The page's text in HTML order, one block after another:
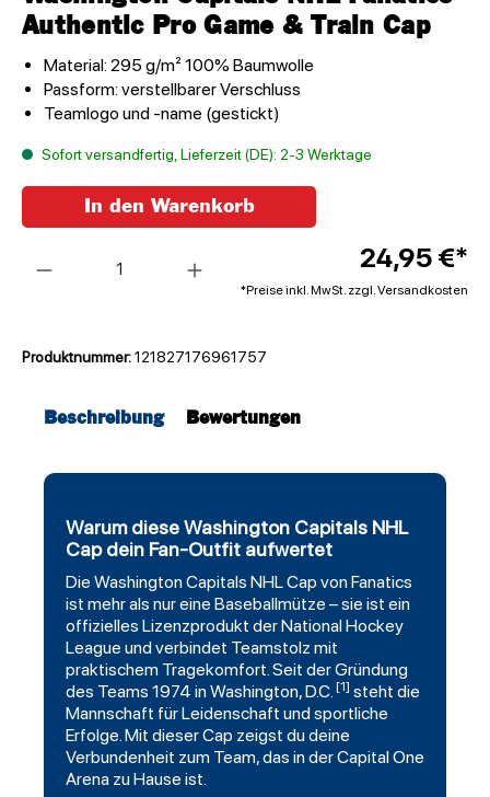
Authentic Pro Game & Train Cap
Material: 295 g/m² 100% Baumwolle
Passform: verstellbarer Verschluss
Teamlogo und -name (gestickt)
Sofort versandfertig, Lieferzeit (DE): 2-3 Werktage
24,95 €*
*Preise inkl. MwSt. zzgl. Versandkosten
In den Warenkorb
Produktnummer:121827176961757
Beschreibung Bewertungen
Warum diese Washington Capitals NHL
Cap dein Fan-Outfit aufwertet
Die Washington Capitals NHL Cap vonFanatics
ist mehr als nur eine Baseballmütze – sie ist ein
offizielles Lizenzprodukt der National Hockey
League und verbindet Teamstolz mit
praktischem Tragekomfort. Seit der Gründung
des Teams 1974 in Washington, D.C. [1] steht die
Mannschaft für Leidenschaft und sportliche
Erfolge. Mit dieser Cap zeigst du deine
Verbundenheit zum Team, das in der Capital One
Arena zu Hause ist.